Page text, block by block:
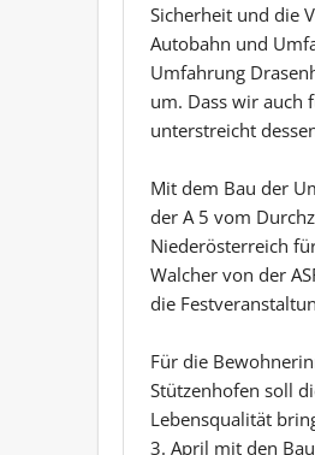
Sicherheit und die
Autobahn und
Umfahrung
um. Dass wir auch
unterstreicht
Mit dem Bau der
der A 5 vom
Niederösterreich
Walcher von der
die
Für die
Stützenhofen soll
Lebensqualität
3. April mit den